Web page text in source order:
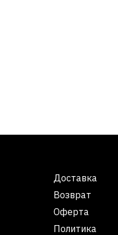
Доставка
Возврат
Оферта
Политика